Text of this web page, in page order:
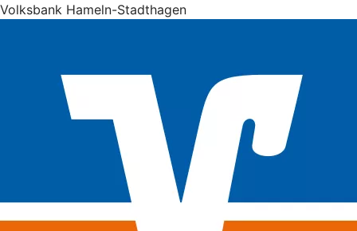
Volksbank Hameln-Stadthagen